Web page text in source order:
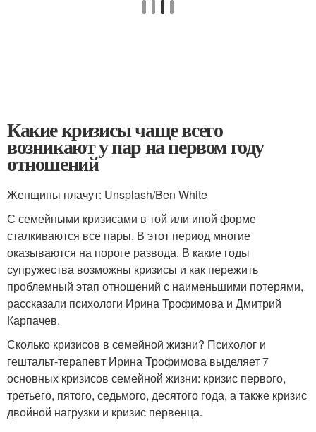
Какие кризисы чаще всего
возникают у пар на первом году
отношений
Женщины плачут: Unsplash/Ben White
С семейными кризисами в той или иной форме
сталкиваются все пары. В этот период многие
оказываются на пороге развода. В какие годы
супружества возможны кризисы и как пережить
проблемный этап отношений с наименьшими потерями,
рассказали психологи Ирина Трофимова и Дмитрий
Карпачев.
Сколько кризисов в семейной жизни? Психолог и
гештальт-терапевт Ирина Трофимова выделяет 7
основных кризисов семейной жизни: кризис первого,
третьего, пятого, седьмого, десятого года, а также кризис
двойной нагрузки и кризис первенца.